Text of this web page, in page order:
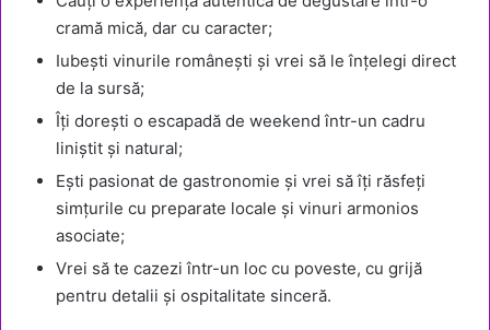
cramă mică, dar cu caracter;
Iubești vinurile românești și vrei să le înțelegi direct
de la sursă;
Îți dorești o escapadă de weekend într-un cadru
liniștit și natural;
Ești pasionat de gastronomie și vrei să îți răsfeți
simțurile cu preparate locale și vinuri armonios
asociate;
Vrei să te cazezi într-un loc cu poveste, cu grijă
pentru detalii și ospitalitate sinceră.